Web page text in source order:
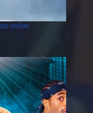
online